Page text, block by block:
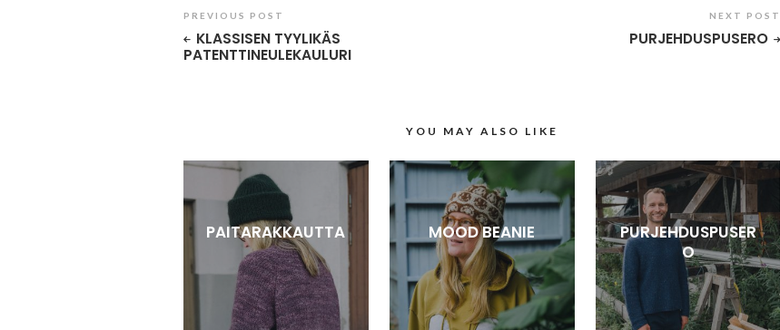
PREVIOUS POST
KLASSISEN TYYLIKÄS
PATENTTINEULEKAULURI
NEXT POST
PURJEHDUSPUSERO
YOU MAY ALSO LIKE
PAITARAKKAUTTA MOOD BEANIE
PURJEHDUSPUSER
O